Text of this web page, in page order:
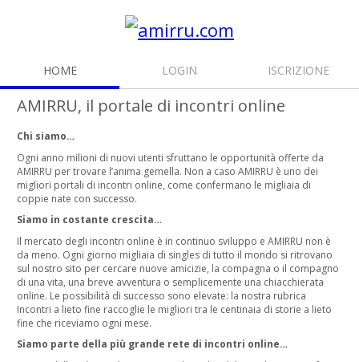
HOME LOGIN ISCRIZIONE
AMIRRU, il portale di incontri online
Chi siamo…
Ogni anno milioni di nuovi utenti sfruttano le opportunità offerte da
AMIRRU per trovare l’anima gemella. Non a caso AMIRRU è uno dei
migliori portali di incontri online, come confermano le migliaia di
coppie nate con successo.
Siamo in costante crescita…
Il mercato degli incontri online è in continuo sviluppo e AMIRRU non è
da meno. Ogni giorno migliaia di singles di tutto il mondo si ritrovano
sul nostro sito per cercare nuove amicizie, la compagna o il compagno
di una vita, una breve avventura o semplicemente una chiacchierata
online. Le possibilità di successo sono elevate: la nostra rubrica
Incontri a lieto fine raccoglie le migliori tra le centinaia di storie a lieto
fine che riceviamo ogni mese.
Siamo parte della più grande rete di incontri online…